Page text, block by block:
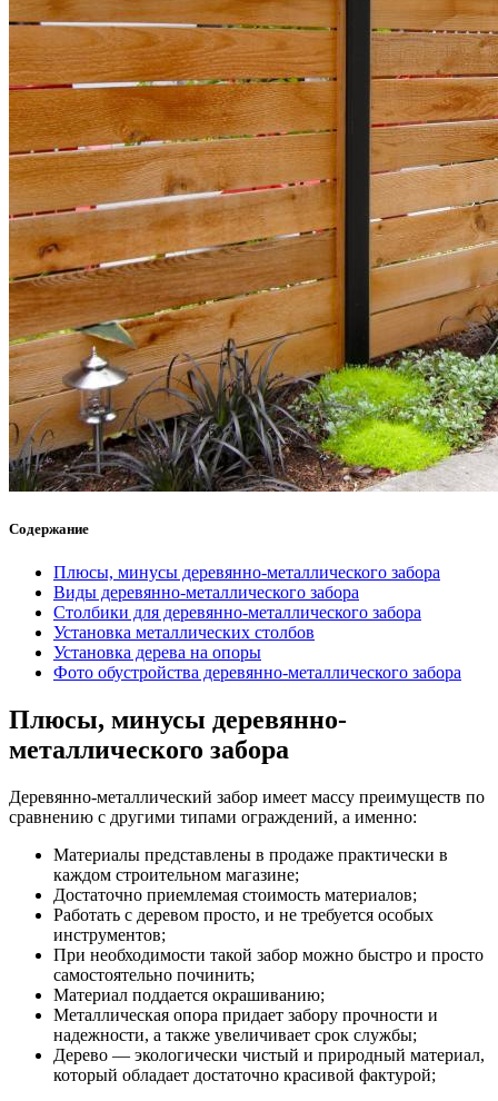
Содержание
Плюсы, минусы деревянно-металлического забора
Виды деревянно-металлического забора
Столбики для деревянно-металлического забора
Установка металлических столбов
Установка дерева на опоры
Фото обустройства деревянно-металлического забора
Плюсы, минусы деревянно-
металлического забора
Деревянно-металлический забор имеет массу преимуществ по
сравнению с другими типами ограждений, а именно:
Материалы представлены в продаже практически в
каждом строительном магазине;
Достаточно приемлемая стоимость материалов;
Работать с деревом просто, и не требуется особых
инструментов;
При необходимости такой забор можно быстро и просто
самостоятельно починить;
Материал поддается окрашиванию;
Металлическая опора придает забору прочности и
надежности, а также увеличивает срок службы;
Дерево — экологически чистый и природный материал,
который обладает достаточно красивой фактурой;